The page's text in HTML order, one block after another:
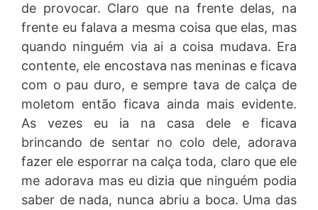
de provocar. Claro que na frente delas, na
frente eu falava a mesma coisa que elas, mas
quando ninguém via ai a coisa mudava. Era
contente, ele encostava nas meninas e ficava
com o pau duro, e sempre tava de calça de
moletom então ficava ainda mais evidente.
As vezes eu ia na casa dele e ficava
brincando de sentar no colo dele, adorava
fazer ele esporrar na calça toda, claro que ele
me adorava mas eu dizia que ninguém podia
saber de nada, nunca abriu a boca. Uma das